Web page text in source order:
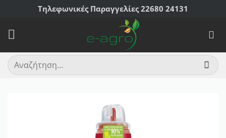
Μετάβαση
περιεχόμενο
Τηλεφωνικές Παραγγελίες 22680 24131
Αναζήτηση
για: